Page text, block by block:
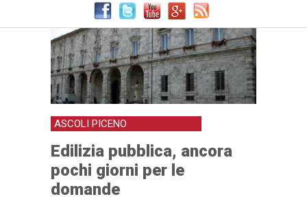
ASCOLI PICENO
Edilizia pubblica, ancora
pochi giorni per le
domande